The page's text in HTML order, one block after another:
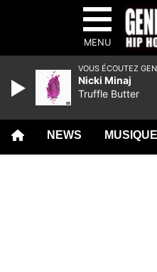
MENU
NEWS MUSIQUE
VOUS ÉCOUTEZ
Nicki Minaj
Truffle Butter